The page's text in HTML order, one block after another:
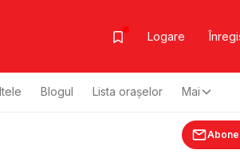
Logare
Blogul Lista oraşelor Mai